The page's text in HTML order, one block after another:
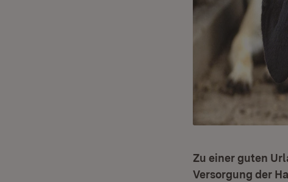
Zu einer guten
Versorgung der